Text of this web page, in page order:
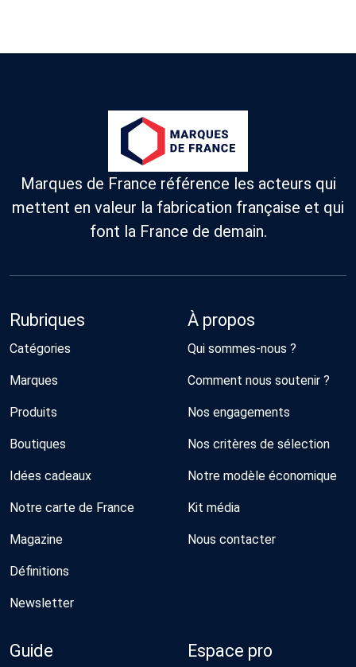
Marques de France référence les acteurs qui
mettent en valeur la fabrication française et qui
font la France de demain.
Rubriques
Catégories
Marques
Produits
Boutiques
Idées cadeaux
Notre carte de France
Magazine
Définitions
Newsletter
À propos
Qui sommes-nous ?
Comment nous soutenir ?
Nos engagements
Nos critères de sélection
Notre modèle économique
Kit média
Nous contacter
Guide Espace pro